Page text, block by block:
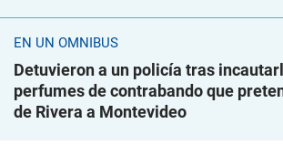
EN UN ÓMNIBUS
Detuvieron a un policía tras
perfumes de contrabando que
de Rivera a Montevideo